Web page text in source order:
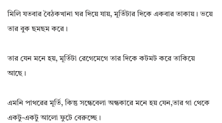
মিলি যতবার বৈঠকখানা ঘর দিয়ে যায়, মূর্তিটার দিকে একবার তাকায়। ভয়ে
তার বুক ছমছম করে।
তার যেন মনে হয়, মূর্তিটা রেগেমেগে তার দিকে কটমট করে তাকিয়ে
আছে।
এমনি পাথরের মূর্তি, কিন্তু সন্ধেবেলা অন্ধকারে মনে হয় যেন,তার গা থেকে
একটু-একটু আলো ফুটে বেরুচ্ছে।